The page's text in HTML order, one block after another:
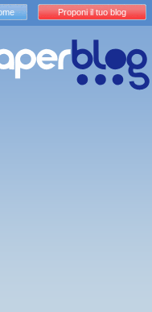
Proponi il tuo blog